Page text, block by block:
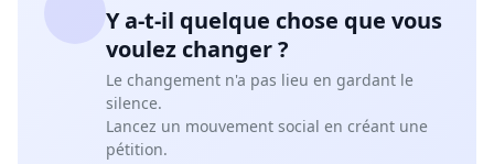
Y a-t-il quelque chose que vous
voulez changer ?
Le changement n'a pas lieu en gardant le
silence.
Lancez un mouvement social en créant une
pétition.